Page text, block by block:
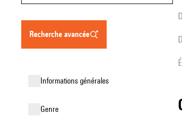
recherche avancée
informations générales
genre